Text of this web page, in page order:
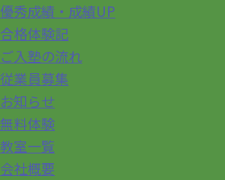
優秀成績・成績UP
合格体験記
ご入塾の流れ
従業員募集
お知らせ
無料体験
教室一覧
会社概要